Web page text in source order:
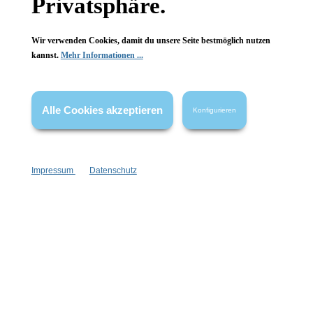
Privatsphäre.
Wir verwenden Cookies, damit du unsere Seite bestmöglich nutzen
kannst. Mehr Informationen ...
Alle Cookies akzeptieren Konfigurieren
Impressum Datenschutz